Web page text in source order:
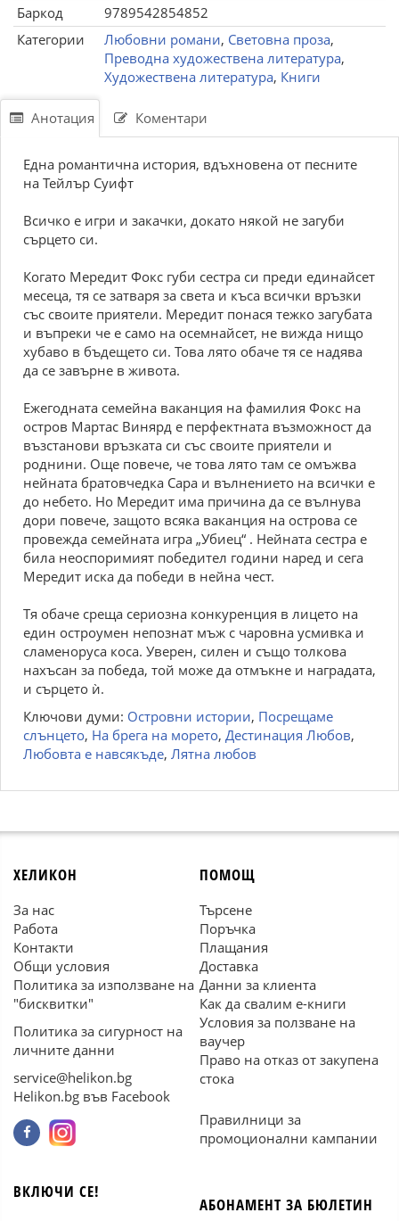
Баркод
9789542854852
Категории
Любовни романи, Световна проза,
Преводна художествена литература,
Художествена литература, Книги
Анотация Коментари
Една романтична история, вдъхновена от песните
на Тейлър Суифт
Всичко е игри и закачки, докато някой не загуби
сърцето си.
Когато Мередит Фокс губи сестра си преди единайсет
месеца, тя се затваря за света и къса всички връзки
със своите приятели. Мередит понася тежко загубата
и въпреки че е само на осемнайсет, не вижда нищо
хубаво в бъдещето си. Това лято обаче тя се надява
да се завърне в живота.
Ежегодната семейна ваканция на фамилия Фокс на
остров Мартас Винярд е перфектната възможност да
възстанови връзката си със своите приятели и
роднини. Още повече, че това лято там се омъжва
нейната братовчедка Сара и вълнението на всички е
до небето. Но Мередит има причина да се вълнува
дори повече, защото всяка ваканция на острова се
провежда семейната игра „Убиец“ . Нейната сестра е
била неоспоримият победител години наред и сега
Мередит иска да победи в нейна чест.
Тя обаче среща сериозна конкуренция в лицето на
един остроумен непознат мъж с чаровна усмивка и
сламеноруса коса. Уверен, силен и също толкова
нахъсан за победа, той може да отмъкне и наградата,
и сърцето ѝ.
Ключови думи: Островни истории, Посрещаме
слънцето, На брега на морето, Дестинация Любов,
Любовта е навсякъде, Лятна любов
ХЕЛИКОН
За нас
Работа
Контакти
Общи условия
Политика за използване на
"бисквитки"
Политика за сигурност на
личните данни
service@helikon.bg
Helikon.bg във Facebook
ПОМОЩ
Търсене
Поръчка
Плащания
Доставка
Данни за клиента
Как да свалим е-книги
Условия за ползване на
ваучер
Право на отказ от закупена
стока
Правилници за
промоционални кампании
ВКЛЮЧИ СЕ!
АБОНАМЕНТ ЗА БЮЛЕТИН